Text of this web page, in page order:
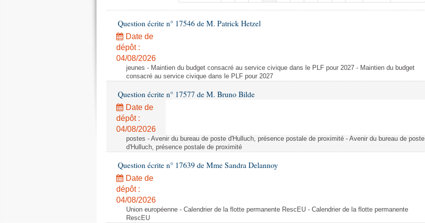
Question écrite n° 17546 de M. Patrick Hetzel
Date de
dépôt :
04/08/2026
jeunes - Maintien du budget consacré au service civique dans le PLF pour 2027 - Maintien du budget
consacré au service civique dans le PLF pour 2027
Question écrite n° 17577 de M. Bruno Bilde
Date de
dépôt :
04/08/2026
postes - Avenir du bureau de poste d'Hulluch, présence postale de proximité - Avenir du bureau de poste
d'Hulluch, présence postale de proximité
Question écrite n° 17639 de Mme Sandra Delannoy
Date de
dépôt :
04/08/2026
Union européenne - Calendrier de la flotte permanente RescEU - Calendrier de la flotte permanente
RescEU